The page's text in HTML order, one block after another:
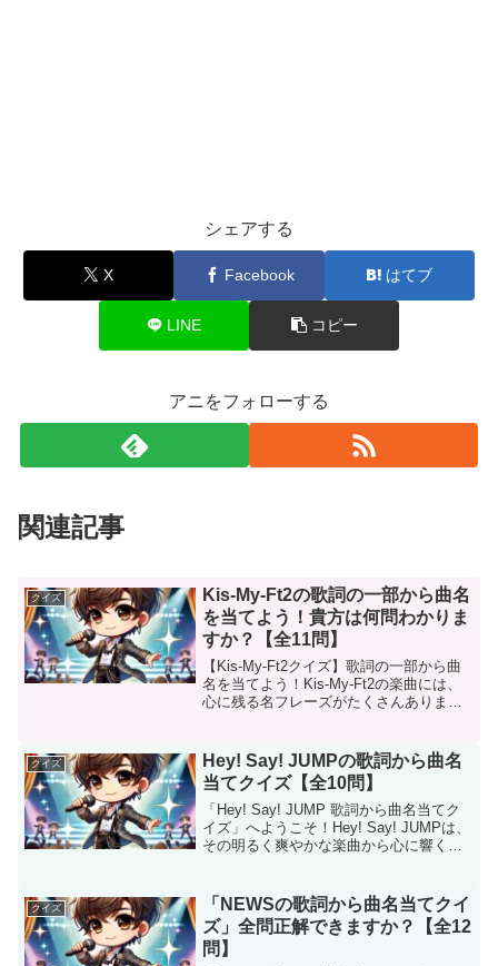
シェアする
X Facebook はてブ
LINE コピー
アニをフォローする
関連記事
クイズ
Kis-My-Ft2の歌詞の一部から曲名
を当てよう！貴方は何問わかりま
すか？【全11問】
【Kis-My-Ft2クイズ】歌詞の一部から曲
名を当てよう！Kis-My-Ft2の楽曲には、
心に残る名フレーズがたくさんあります
ールなナンバーまで、その歌詞はどれも
個性...
クイズ
Hey! Say! JUMPの歌詞から曲名
当てクイズ【全10問】
「Hey! Say! JUMP 歌詞から曲名当てク
イズ」へようこそ！Hey! Say! JUMPは、
その明るく爽やかな楽曲から心に響くバ
曲の歌詞をヒントに曲名を当てても...
クイズ
「NEWSの歌詞から曲名当てクイ
ズ」全問正解できますか？【全12
問】